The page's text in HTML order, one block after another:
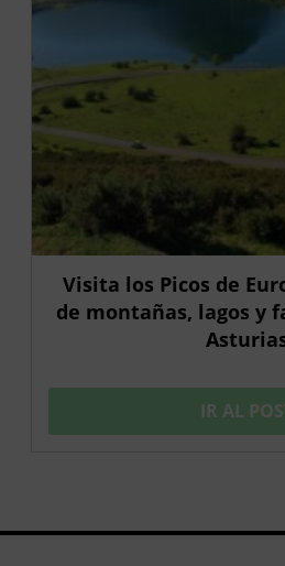
Visita los Picos de
de montañas, lagos y
IR AL